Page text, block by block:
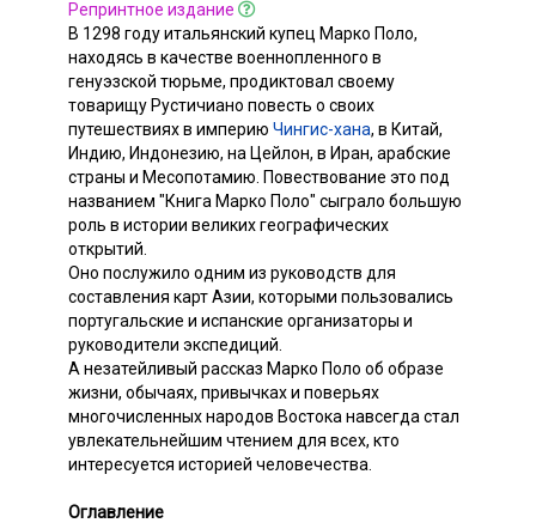
Репринтное издание
В 1298 году итальянский купец Марко Поло,
находясь в качестве военнопленного в
генуэзской тюрьме, продиктовал своему
товарищу Рустичиано повесть о своих
путешествиях в империю Чингис-хана, в Китай,
Индию, Индонезию, на Цейлон, в Иран, арабские
страны и Месопотамию. Повествование это под
названием "Книга Марко Поло" сыграло большую
роль в истории великих географических
открытий.
Оно послужило одним из руководств для
составления карт Азии, которыми пользовались
португальские и испанские организаторы и
руководители экспедиций.
А незатейливый рассказ Марко Поло об образе
жизни, обычаях, привычках и поверьях
многочисленных народов Востока навсегда стал
увлекательнейшим чтением для всех, кто
интересуется историей человечества.
Оглавление